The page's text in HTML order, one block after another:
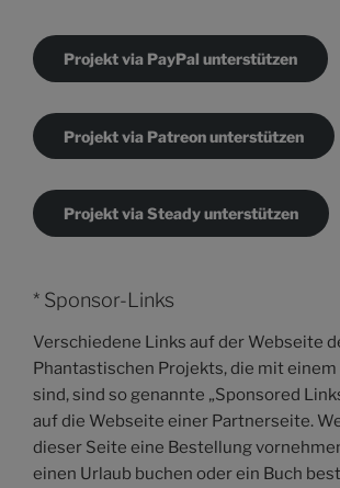
Projekt via PayPal unterstützen
Projekt via Patreon unterstützen
Projekt via Steady unterstützen
* Sponsor-Links
Verschiedene Links auf der Webseite
Phantastischen Projekts, die mit einem
sind, sind so genannte „Sponsored
auf die Webseite einer Partnerseite.
dieser Seite eine Bestellung
einen Urlaub buchen oder ein Buch